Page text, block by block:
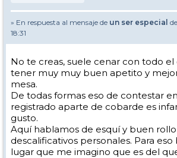
» En respuesta al mensaje de un ser especial
18:31
No te creas, suele cenar con todo
tener muy muy buen apetito y
mesa.
De todas formas eso de contestar
registrado aparte de cobarde es
gusto.
Aquí hablamos de esquí y buen
descalificativos personales. Para
lugar que me imagino que es del